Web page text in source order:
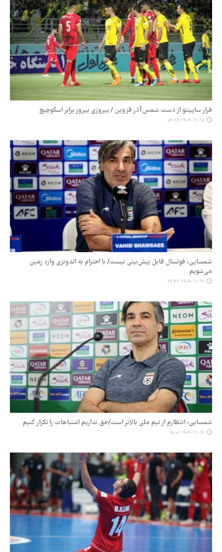
فرار ساپینتو از دست شمس‌آذر قزوین / پیروزی پیروز برابر اسکوچیچ
۱۴۰۴-۱۱-۱۸ ۰۴:۲۵
شمسایی: فوتسال قابل پیش‌بینی نیست/ با احترام به اندونزی وارد زمین
می‌شویم
۱۴۰۴-۱۱-۱۷ ۱۶:۴۳
شمسایی: انتظارم از تیم ملی بالاتر است/حق نداریم اشتباهات را تکرار کنیم
۱۴۰۴-۱۱-۱۶ ۱۸:۰۱